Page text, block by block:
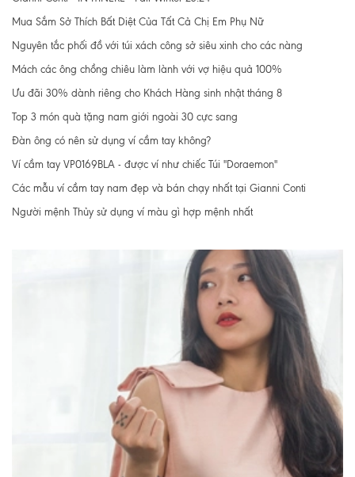
Mua Sắm Sở Thích Bất Diệt Của Tất Cả Chị Em Phụ Nữ
Nguyên tắc phối đồ với túi xách công sở siêu xinh cho các nàng
Mách các ông chồng chiêu làm lành với vợ hiệu quả 100%
Ưu đãi 30% dành riêng cho Khách Hàng sinh nhật tháng 8
Top 3 món quà tặng nam giới ngoài 30 cực sang
Đàn ông có nên sử dụng ví cầm tay không?
Ví cầm tay VP0169BLA - được ví như chiếc Túi "Doraemon"
Các mẫu ví cầm tay nam đẹp và bán chạy nhất tại Gianni Conti
Người mệnh Thủy sử dụng ví màu gì hợp mệnh nhất